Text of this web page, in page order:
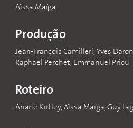
Aïssa Maïga
Produção
Jean-François Camilleri, Yves
Raphaël Perchet, Emmanuel Priou
Roteiro
Ariane Kirtley, Aïssa Maïga, Guy